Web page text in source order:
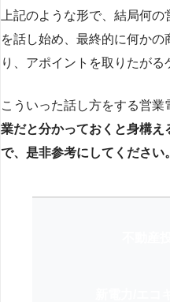
上記のような形で、結局何
を話し始め、最終的に何か
り、アポイントを取りたがる
こういった話し方をする営業
業だと分かっておくと身構
で、是非参考にしてください。